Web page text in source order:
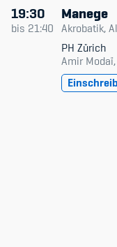
19:30
bis 21:40
Manege
Akrobatik,
PH Zürich
Amir